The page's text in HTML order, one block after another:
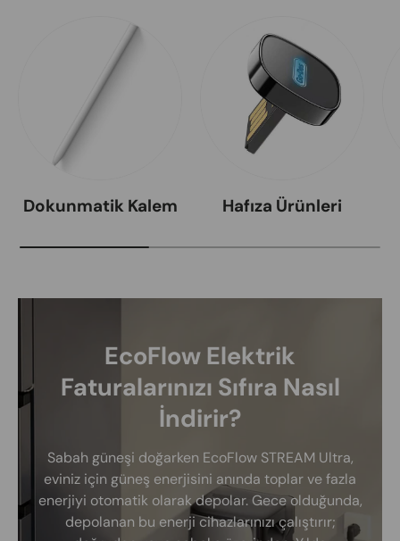
Dokunmatik Kalem Hafıza Ürünleri
EcoFlow Elektrik
Faturalarınızı Sıfıra Nasıl
İndirir?
Sabah güneşi doğarken EcoFlow STREAM Ultra,
eviniz için güneş enerjisini anında toplar ve fazla
enerjiyi otomatik olarak depolar. Gece olduğunda,
depolanan bu enerji cihazlarınızı çalıştırır;